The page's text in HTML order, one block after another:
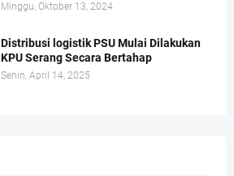
Minggu, Oktober 13, 2024
Distribusi logistik PSU Mulai Dilakukan
KPU Serang Secara Bertahap
Senin, April 14, 2025